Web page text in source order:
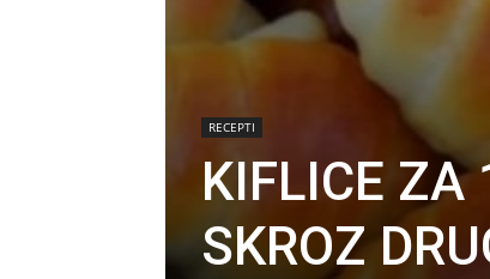
RECEPTI
KIFLICE
SKROZ